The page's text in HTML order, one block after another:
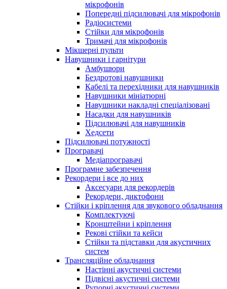
мікрофонів
Попередні підсилювачі для мікрофонів
Радіосистеми
Стійки для мікрофонів
Тримачі для мікрофонів
Мікшерні пульти
Навушники і гарнітури
Амбушюри
Бездротові навушники
Кабелі та перехідники для навушників
Навушники мініатюрні
Навушники накладні спеціалізовані
Насадки для навушників
Підсилювачі для навушників
Хедсети
Підсилювачі потужності
Програвачі
Медіапрогравачі
Програмне забезпечення
Рекордери і все до них
Аксесуари для рекордерів
Рекордери, диктофони
Стійки і кріплення для звукового обладнання
Комплектуючі
Кронштейни і кріплення
Рекові стійки та кейси
Стійки та підставки для акустичних
систем
Трансляційне обладнання
Настінні акустичні системи
Підвісні акустичні системи